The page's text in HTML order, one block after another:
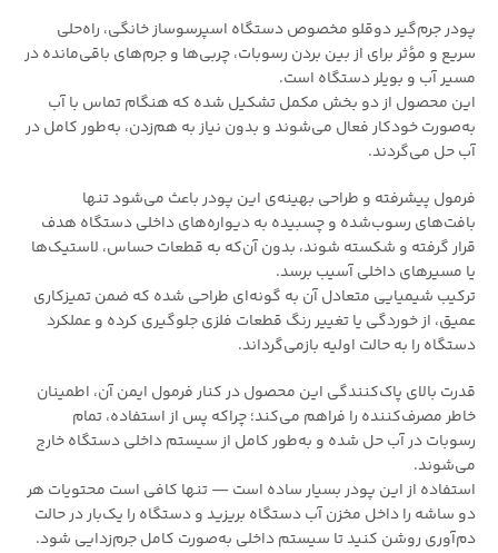
پودر جرم‌گیر دوقلو مخصوص دستگاه اسپرسوساز خانگی، راه‌حلی
سریع و مؤثر برای از بین بردن رسوبات، چربی‌ها و جرم‌های باقی‌مانده در
مسیر آب و بویلر دستگاه است.
این محصول از دو بخش مکمل تشکیل شده که هنگام تماس با آب
به‌صورت خودکار فعال می‌شوند و بدون نیاز به هم‌زدن، به‌طور کامل در
آب حل می‌گردند.
فرمول پیشرفته و طراحی بهینه‌ی این پودر باعث می‌شود تنها
بافت‌های رسوب‌شده و چسبیده به دیواره‌های داخلی دستگاه هدف
قرار گرفته و شکسته شوند، بدون آن‌که به قطعات حساس، لاستیک‌ها
یا مسیرهای داخلی آسیب برسد.
ترکیب شیمیایی متعادل آن به گونه‌ای طراحی شده که ضمن تمیزکاری
عمیق، از خوردگی یا تغییر رنگ قطعات فلزی جلوگیری کرده و عملکرد
دستگاه را به حالت اولیه بازمی‌گرداند.
قدرت بالای پاک‌کنندگی این محصول در کنار فرمول ایمن آن، اطمینان
خاطر مصرف‌کننده را فراهم می‌کند؛ چراکه پس از استفاده، تمام
رسوبات در آب حل شده و به‌طور کامل از سیستم داخلی دستگاه خارج
می‌شوند.
استفاده از این پودر بسیار ساده است — تنها کافی است محتویات هر
دو ساشه را داخل مخزن آب دستگاه بریزید و دستگاه را یک‌بار در حالت
دم‌آوری روشن کنید تا سیستم داخلی به‌صورت کامل جرم‌زدایی شود.